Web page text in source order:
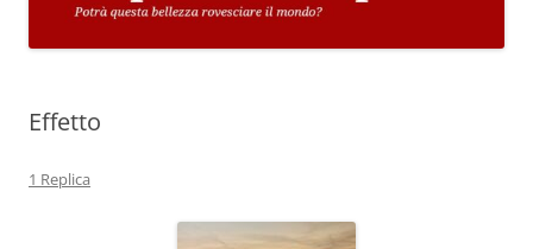
Effetto
1 Replica